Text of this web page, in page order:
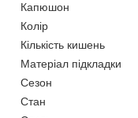
Капюшон
Колір
Кількість кишень
Матеріал підкладки
Сезон
Стан